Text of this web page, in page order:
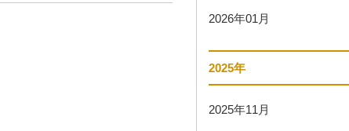
2026年01月
2025年
2025年11月